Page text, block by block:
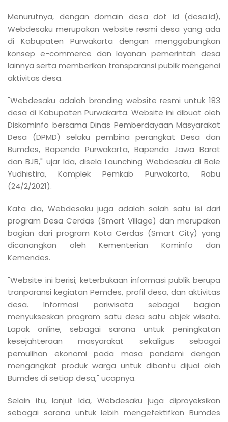
Menurutnya, dengan domain desa dot id (desa.id),
Webdesaku merupakan website resmi desa yang ada
di Kabupaten Purwakarta dengan menggabungkan
konsep e-commerce dan layanan pemerintah desa
lainnya serta memberikan transparansi publik mengenai
aktivitas desa.
"Webdesaku adalah branding website resmi untuk 183
desa di Kabupaten Purwakarta. Website ini dibuat oleh
Diskominfo bersama Dinas Pemberdayaan Masyarakat
Desa (DPMD) selaku pembina perangkat Desa dan
Bumdes, Bapenda Purwakarta, Bapenda Jawa Barat
dan BJB," ujar Ida, disela Launching Webdesaku di Bale
Yudhistira, Komplek Pemkab Purwakarta, Rabu
(24/2/2021).
Kata dia, Webdesaku juga adalah salah satu isi dari
program Desa Cerdas (Smart Village) dan merupakan
bagian dari program Kota Cerdas (Smart City) yang
dicanangkan oleh Kementerian Kominfo dan
Kemendes.
"Website ini berisi; keterbukaan informasi publik berupa
tranparansi kegiatan Pemdes, profil desa, dan aktivitas
desa. Informasi pariwisata sebagai bagian
menyukseskan program satu desa satu objek wisata.
Lapak online, sebagai sarana untuk peningkatan
kesejahteraan masyarakat sekaligus sebagai
pemulihan ekonomi pada masa pandemi dengan
mengangkat produk warga untuk dibantu dijual oleh
Bumdes di setiap desa," ucapnya.
Selain itu, lanjut Ida, Webdesaku juga diproyeksikan
sebagai sarana untuk lebih mengefektifkan Bumdes